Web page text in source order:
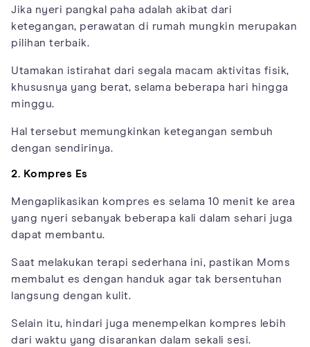
Jika nyeri pangkal paha adalah akibat dari
ketegangan, perawatan di rumah mungkin merupakan
pilihan terbaik.
Utamakan istirahat dari segala macam aktivitas fisik,
khususnya yang berat, selama beberapa hari hingga
minggu.
Hal tersebut memungkinkan ketegangan sembuh
dengan sendirinya.
2. Kompres Es
Mengaplikasikan kompres es selama 10 menit ke area
yang nyeri sebanyak beberapa kali dalam sehari juga
dapat membantu.
Saat melakukan terapi sederhana ini, pastikan Moms
membalut es dengan handuk agar tak bersentuhan
langsung dengan kulit.
Selain itu, hindari juga menempelkan kompres lebih
dari waktu yang disarankan dalam sekali sesi.